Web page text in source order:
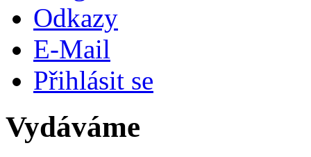
Odkazy
E-Mail
Přihlásit se
Vydáváme